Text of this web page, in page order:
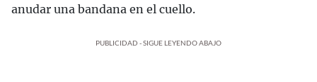
anudar una bandana en el cuello.
PUBLICIDAD - SIGUE LEYENDO ABAJO